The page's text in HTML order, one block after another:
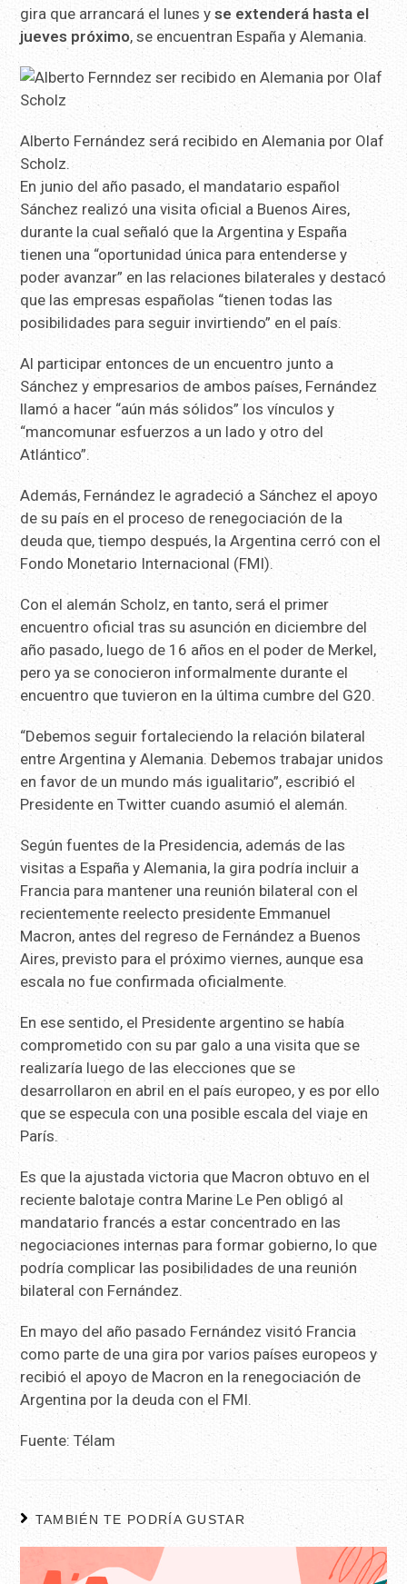
gira que arrancará el lunes yse extenderá hasta el
jueves próximo, se encuentran España y Alemania.
Alberto Fernández será recibido en Alemania por Olaf
Scholz.
En junio del año pasado, el mandatario español
Sánchez realizó una visita oficial a Buenos Aires,
durante la cual señaló que la Argentina y España
tienen una “oportunidad única para entenderse y
poder avanzar” en las relaciones bilaterales y destacó
que las empresas españolas “tienen todas las
posibilidades para seguir invirtiendo” en el país.
Al participar entonces de un encuentro junto a
Sánchez y empresarios de ambos países, Fernández
llamó a hacer “aún más sólidos” los vínculos y
“mancomunar esfuerzos a un lado y otro del
Atlántico”.
Además, Fernández le agradeció a Sánchez el apoyo
de su país en el proceso de renegociación de la
deuda que, tiempo después, la Argentina cerró con el
Fondo Monetario Internacional (FMI).
Con el alemán Scholz, en tanto, será el primer
encuentro oficial tras su asunción en diciembre del
año pasado, luego de 16 años en el poder de Merkel,
pero ya se conocieron informalmente durante el
encuentro que tuvieron en la última cumbre del G20.
“Debemos seguir fortaleciendo la relación bilateral
entre Argentina y Alemania. Debemos trabajar unidos
en favor de un mundo más igualitario”, escribió el
Presidente en Twitter cuando asumió el alemán.
Según fuentes de la Presidencia, además de las
visitas a España y Alemania, la gira podría incluir a
Francia para mantener una reunión bilateral con el
recientemente reelecto presidente Emmanuel
Macron, antes del regreso de Fernández a Buenos
Aires, previsto para el próximo viernes, aunque esa
escala no fue confirmada oficialmente.
En ese sentido, el Presidente argentino se había
comprometido con su par galo a una visita que se
realizaría luego de las elecciones que se
desarrollaron en abril en el país europeo, y es por ello
que se especula con una posible escala del viaje en
París.
Es que la ajustada victoria que Macron obtuvo en el
reciente balotaje contra Marine Le Pen obligó al
mandatario francés a estar concentrado en las
negociaciones internas para formar gobierno, lo que
podría complicar las posibilidades de una reunión
bilateral con Fernández.
En mayo del año pasado Fernández visitó Francia
como parte de una gira por varios países europeos y
recibió el apoyo de Macron en la renegociación de
Argentina por la deuda con el FMI.
Fuente: Télam
TAMBIÉN TE PODRÍA GUSTAR